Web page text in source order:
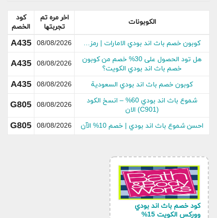
واحيانا يقوم الموقع بمنح كود خصم باث اند بودي ووركس
bath and body works السعودية 20% على جميع
جدول باحدث كوبون خصم باث اند بودي ووركس المتوفرة
عنوان اكواد الخصم
الكوبون
الكود
كوبون باث اند بودي ووركس السعودية
2022
فعال
G805
كود خصم باث اند بودي ووركس على
كوبون باث اند بودي ووركس على جميع
منتجات المتجر
كوبون خصم باث اند بودي ووركس مصر
الكوبونات
اخر مره تم
تجربتها
كود
الخصم
كوبون خصم باث اند بودي الامارات | رمز…
08/08/2026
A435
هل تود الحصول على 30% خصم من كوبون
خصم باث اند بودي الكويت؟
08/08/2026
A435
كوبون خصم باث اند بودي السعودية 08/08/2026
A435
شموع باث اند بودي 60% – انسخ الكود
(C901) الان
08/08/2026
G805
احسن شموع باث اند بودي | خصم 10% الآن 08/08/2026
G805
كود خصم باث اند بودي
ووركس الكويت 15%